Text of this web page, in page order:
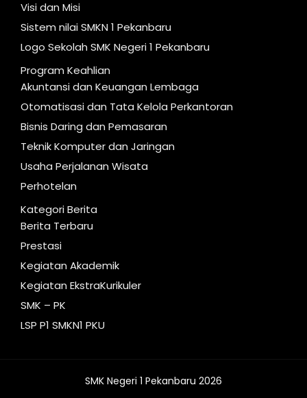
Visi dan Misi
Sistem nilai SMKN 1 Pekanbaru
Logo Sekolah SMK Negeri 1 Pekanbaru
Program Keahlian
Akuntansi dan Keuangan Lembaga
Otomatisasi dan Tata Kelola Perkantoran
Bisnis Daring dan Pemasaran
Teknik Komputer dan Jaringan
Usaha Perjalanan Wisata
Perhotelan
Kategori Berita
Berita Terbaru
Prestasi
Kegiatan Akademik
Kegiatan EkstraKurikuler
SMK – PK
LSP P1 SMKN1 PKU
SMK Negeri 1 Pekanbaru 2026